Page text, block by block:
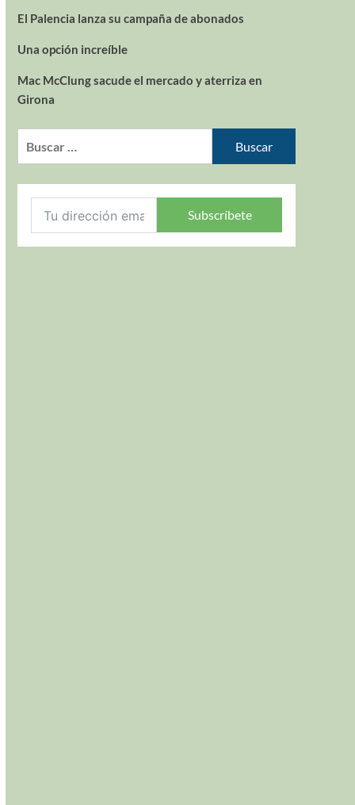
El Palencia lanza su campaña de abonados
Una opción increíble
Mac McClung sacude el mercado y aterriza en
Girona
Subscríbete